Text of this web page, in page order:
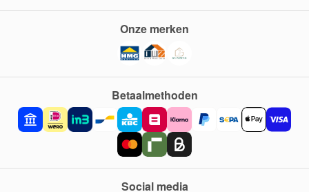
Betaalmethoden
Onze merken
Social media